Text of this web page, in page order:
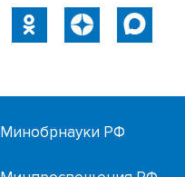
Минобрнауки РФ